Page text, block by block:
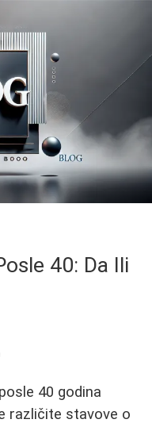
40: Da Ili
40 godina
različite stavove o